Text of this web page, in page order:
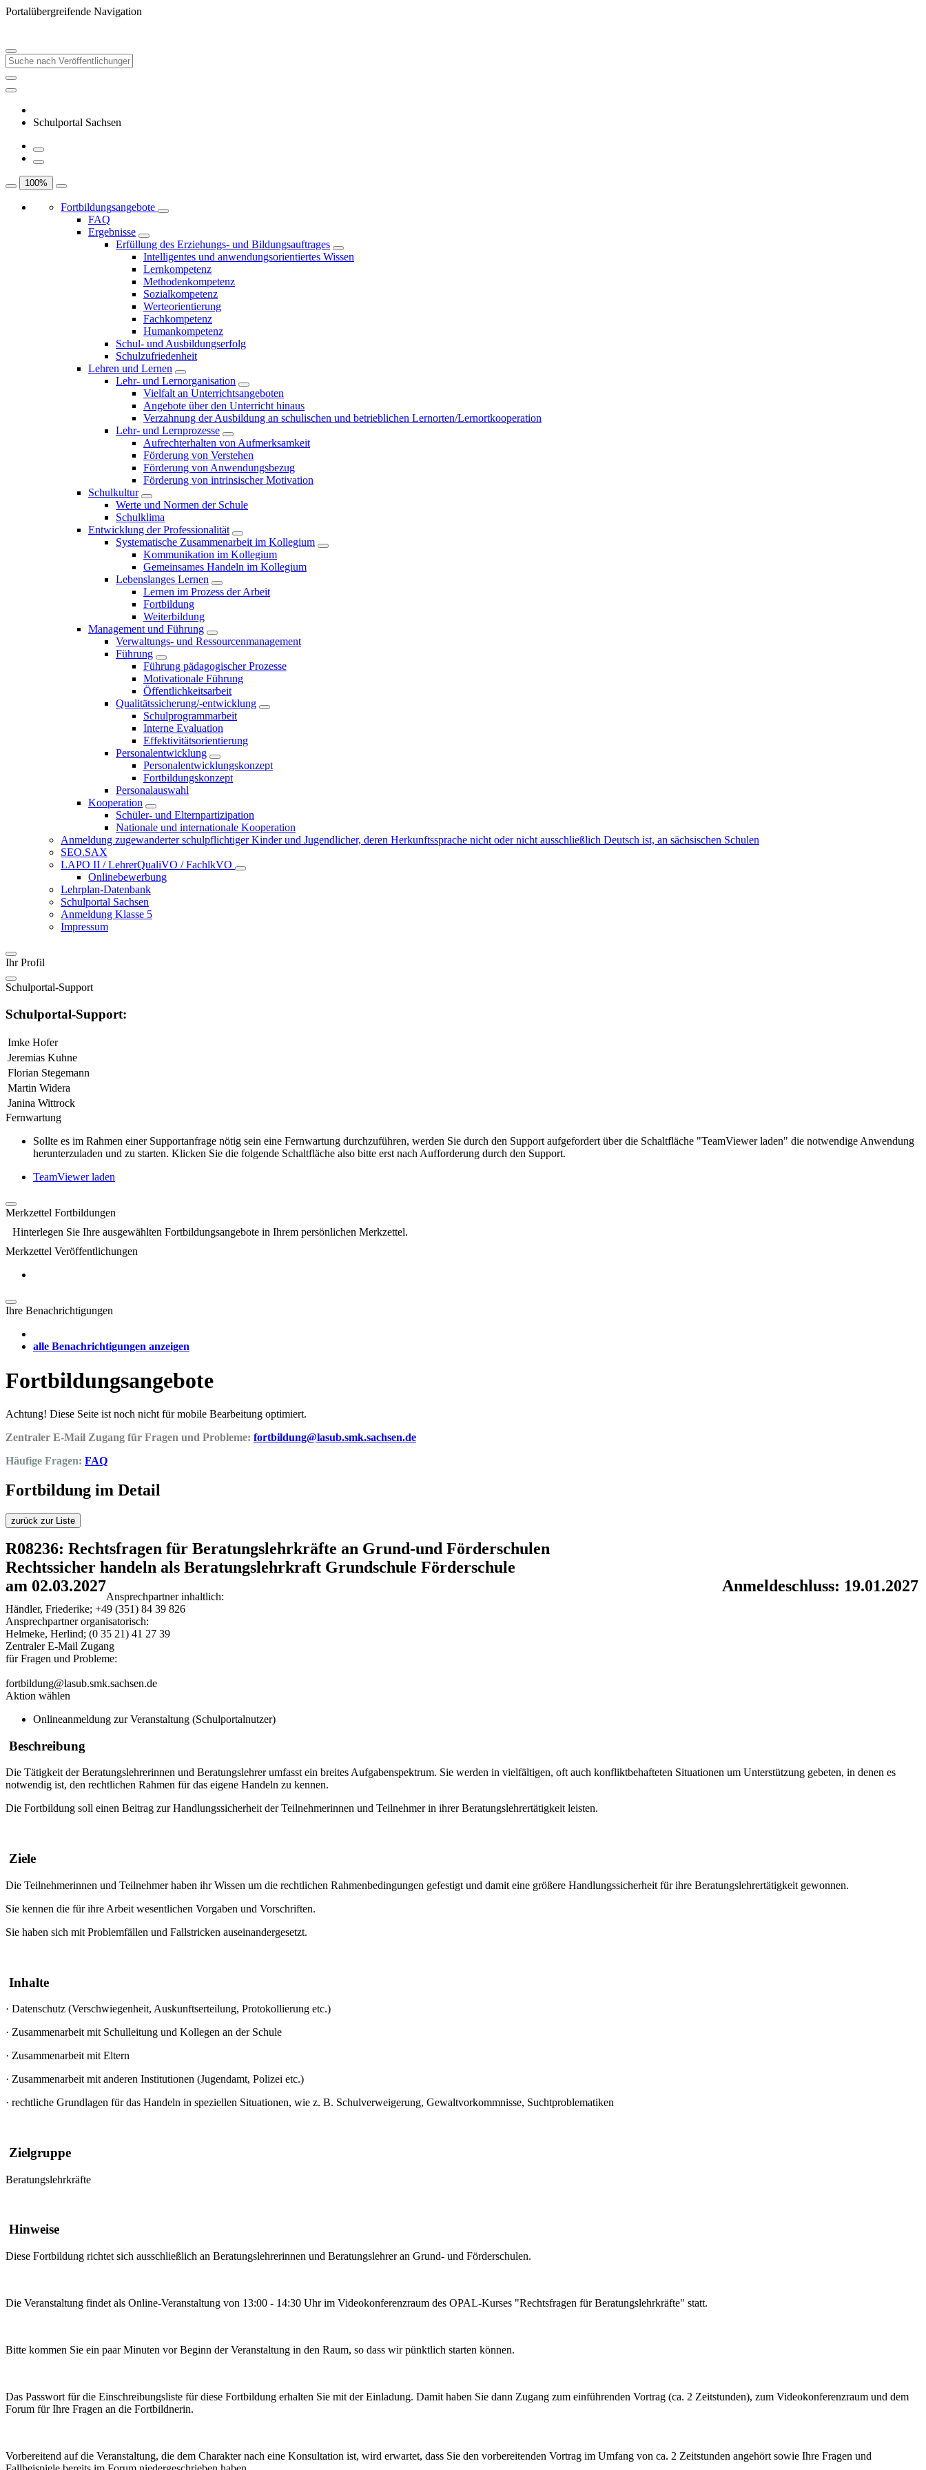
Portalübergreifende Navigation
Schulportal Sachsen
100%
Fortbildungsangebote
FAQ
Ergebnisse
Erfüllung des Erziehungs- und Bildungsauftrages
Intelligentes und anwendungsorientiertes Wissen
Lernkompetenz
Methodenkompetenz
Sozialkompetenz
Werteorientierung
Fachkompetenz
Humankompetenz
Schul- und Ausbildungserfolg
Schulzufriedenheit
Lehren und Lernen
Lehr- und Lernorganisation
Vielfalt an Unterrichtsangeboten
Angebote über den Unterricht hinaus
Verzahnung der Ausbildung an schulischen und betrieblichen Lernorten/Lernortkooperation
Lehr- und Lernprozesse
Aufrechterhalten von Aufmerksamkeit
Förderung von Verstehen
Förderung von Anwendungsbezug
Förderung von intrinsischer Motivation
Schulkultur
Werte und Normen der Schule
Schulklima
Entwicklung der Professionalität
Systematische Zusammenarbeit im Kollegium
Kommunikation im Kollegium
Gemeinsames Handeln im Kollegium
Lebenslanges Lernen
Lernen im Prozess der Arbeit
Fortbildung
Weiterbildung
Management und Führung
Verwaltungs- und Ressourcenmanagement
Führung
Führung pädagogischer Prozesse
Motivationale Führung
Öffentlichkeitsarbeit
Qualitätssicherung/-entwicklung
Schulprogrammarbeit
Interne Evaluation
Effektivitätsorientierung
Personalentwicklung
Personalentwicklungskonzept
Fortbildungskonzept
Personalauswahl
Kooperation
Schüler- und Elternpartizipation
Nationale und internationale Kooperation
Anmeldung zugewanderter schulpflichtiger Kinder und Jugendlicher, deren Herkunftssprache nicht oder nicht ausschließlich Deutsch ist, an sächsischen Schulen
SEO.SAX
LAPO II / LehrerQualiVO / FachlkVO
Onlinebewerbung
Lehrplan-Datenbank
Schulportal Sachsen
Anmeldung Klasse 5
Impressum
Ihr Profil
Schulportal-Support
Schulportal-Support:
Imke Hofer
Jeremias Kuhne
Florian Stegemann
Martin Widera
Janina Wittrock
Fernwartung
Sollte es im Rahmen einer Supportanfrage nötig sein eine Fernwartung durchzuführen, werden Sie durch den Support aufgefordert über die Schaltfläche "TeamViewer laden" die notwendige Anwendung
herunterzuladen und zu starten. Klicken Sie die folgende Schaltfläche also bitte erst nach Aufforderung durch den Support.
TeamViewer laden
Merkzettel Fortbildungen
Hinterlegen Sie Ihre ausgewählten Fortbildungsangebote in Ihrem persönlichen Merkzettel.
Merkzettel Veröffentlichungen
Ihre Benachrichtigungen
alle Benachrichtigungen anzeigen
Fortbildungsangebote
Achtung! Diese Seite ist noch nicht für mobile Bearbeitung optimiert.
Zentraler E-Mail Zugang für Fragen und Probleme: fortbildung@lasub.smk.sachsen.de
Häufige Fragen: FAQ
Fortbildung im Detail
zurück zur Liste
R08236: Rechtsfragen für Beratungslehrkräfte an Grund-und Förderschulen
Rechtssicher handeln als Beratungslehrkraft Grundschule Förderschule
am 02.03.2027
Anmeldeschluss: 19.01.2027
Ansprechpartner inhaltlich:
Händler, Friederike; +49 (351) 84 39 826
Ansprechpartner organisatorisch:
Helmeke, Herlind; (0 35 21) 41 27 39
Zentraler E-Mail Zugang
für Fragen und Probleme:
fortbildung@lasub.smk.sachsen.de
Aktion wählen
Onlineanmeldung zur Veranstaltung (Schulportalnutzer)
Beschreibung
Die Tätigkeit der Beratungslehrerinnen und Beratungslehrer umfasst ein breites Aufgabenspektrum. Sie werden in vielfältigen, oft auch konfliktbehafteten Situationen um Unterstützung gebeten, in denen es
notwendig ist, den rechtlichen Rahmen für das eigene Handeln zu kennen.
Die Fortbildung soll einen Beitrag zur Handlungssicherheit der Teilnehmerinnen und Teilnehmer in ihrer Beratungslehrertätigkeit leisten.
Ziele
Die Teilnehmerinnen und Teilnehmer haben ihr Wissen um die rechtlichen Rahmenbedingungen gefestigt und damit eine größere Handlungssicherheit für ihre Beratungslehrertätigkeit gewonnen.
Sie kennen die für ihre Arbeit wesentlichen Vorgaben und Vorschriften.
Sie haben sich mit Problemfällen und Fallstricken auseinandergesetzt.
Inhalte
· Datenschutz (Verschwiegenheit, Auskunftserteilung, Protokollierung etc.)
· Zusammenarbeit mit Schulleitung und Kollegen an der Schule
· Zusammenarbeit mit Eltern
· Zusammenarbeit mit anderen Institutionen (Jugendamt, Polizei etc.)
· rechtliche Grundlagen für das Handeln in speziellen Situationen, wie z. B. Schulverweigerung, Gewaltvorkommnisse, Suchtproblematiken
Zielgruppe
Beratungslehrkräfte
Hinweise
Diese Fortbildung richtet sich ausschließlich an Beratungslehrerinnen und Beratungslehrer an Grund- und Förderschulen.
Die Veranstaltung findet als Online-Veranstaltung von 13:00 - 14:30 Uhr im Videokonferenzraum des OPAL-Kurses "Rechtsfragen für Beratungslehrkräfte" statt.
Bitte kommen Sie ein paar Minuten vor Beginn der Veranstaltung in den Raum, so dass wir pünktlich starten können.
Das Passwort für die Einschreibungsliste für diese Fortbildung erhalten Sie mit der Einladung. Damit haben Sie dann Zugang zum einführenden Vortrag (ca. 2 Zeitstunden), zum Videokonferenzraum und dem
Forum für Ihre Fragen an die Fortbildnerin.
Vorbereitend auf die Veranstaltung, die dem Charakter nach eine Konsultation ist, wird erwartet, dass Sie den vorbereitenden Vortrag im Umfang von ca. 2 Zeitstunden angehört sowie Ihre Fragen und